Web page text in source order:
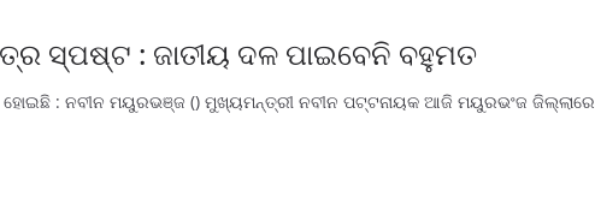
ସ୍ପଷ୍ଟ : ଜାତୀୟ ଦଳ ପାଇବେନି ବହୁମତ
ହୋଇଛି : ନବୀନ ମୟୁରଭଞ୍ଜ () ମୁଖ୍ୟମନ୍ତ୍ରୀ ନବୀନ ପଟ୍ଟନାୟକ ଆଜି ମୟୁରଭଂଜ ଜିଲ୍ଲାରେ